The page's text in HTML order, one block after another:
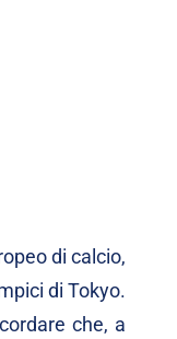
di calcio,
di Tokyo.
che, a